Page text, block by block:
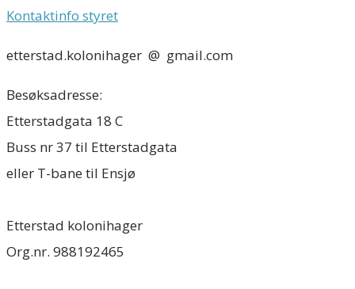
Kontaktinfo styret
​etterstad.kolonihager @ gmail.com
Besøksadresse:
​Etterstadgata 18 C
Buss nr 37 til Etterstadgata
​eller T-bane til Ensjø
​Etterstad kolonihager
​Org.nr. 988192465